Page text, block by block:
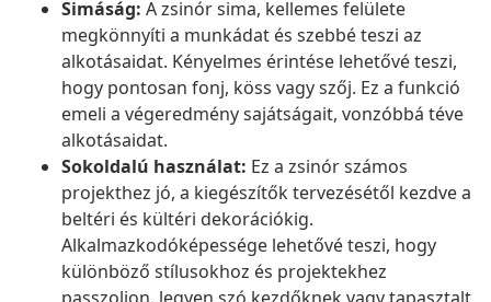
Simáság: A zsinór sima, kellemes felülete
megkönnyíti a munkádat és szebbé teszi az
alkotásaidat. Kényelmes érintése lehetővé teszi,
hogy pontosan fonj, köss vagy szőj. Ez a funkció
emeli a végeredmény sajátságait, vonzóbbá téve
alkotásaidat.
Sokoldalú használat: Ez a zsinór számos
projekthez jó, a kiegészítők tervezésétől kezdve a
beltéri és kültéri dekorációkig.
Alkalmazkodóképessége lehetővé teszi, hogy
különböző stílusokhoz és projektekhez